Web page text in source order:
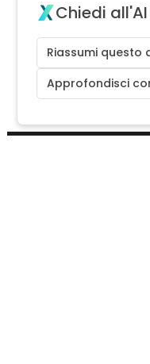
Chiedi all'AI
Riassumi questo
Approfondisci